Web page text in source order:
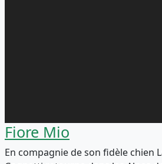
Fiore Mio
En compagnie de son fidèle chien